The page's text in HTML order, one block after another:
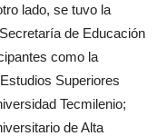
lado, se tuvo la
de Educación
como la
Superiores
Tecmilenio;
de Alta